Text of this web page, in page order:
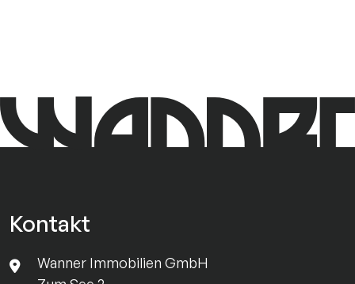
Kontakt
Wanner Immobilien GmbH